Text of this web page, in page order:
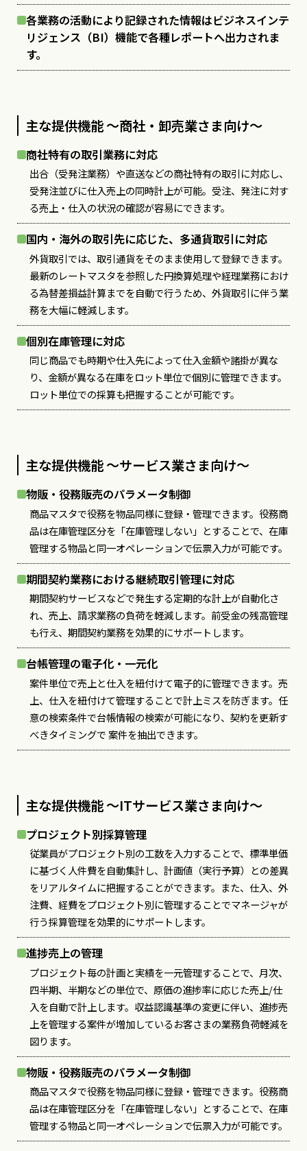
各業務の活動により記録された情報はビジネスインテ
リジェンス（BI）機能で各種レポートへ出力されま
す。
主な提供機能 〜商社・卸売業さま向け〜
商社特有の取引業務に対応
出合（受発注業務）や直送などの商社特有の取引に対応し、
受発注並びに仕入売上の同時計上が可能。受注、発注に対す
る売上・仕入の状況の確認が容易にできます。
国内・海外の取引先に応じた、多通貨取引に対応
外貨取引では、取引通貨をそのまま使用して登録できます。
最新のレートマスタを参照した円換算処理や経理業務におけ
る為替差損益計算までを自動で行うため、外貨取引に伴う業
務を大幅に軽減します。
個別在庫管理に対応
同じ商品でも時期や仕入先によって仕入金額や諸掛が異な
り、金額が異なる在庫をロット単位で個別に管理できます。
ロット単位での採算も把握することが可能です。
主な提供機能 〜サービス業さま向け〜
物販・役務販売のパラメータ制御
商品マスタで役務を物品同様に登録・管理できます。役務商
品は在庫管理区分を「在庫管理しない」とすることで、在庫
管理する物品と同一オペレーションで伝票入力が可能です。
期間契約業務における継続取引管理に対応
期間契約サービスなどで発生する定期的な計上が自動化さ
れ、売上、請求業務の負荷を軽減します。前受金の残高管理
も行え、期間契約業務を効果的にサポートします。
台帳管理の電子化・一元化
案件単位で売上と仕入を紐付けて電子的に管理できます。売
上、仕入を紐付けて管理することで計上ミスを防ぎます。任
意の検索条件で台帳情報の検索が可能になり、契約を更新す
べきタイミングで 案件を抽出できます。
主な提供機能 〜ITサービス業さま向け〜
プロジェクト別採算管理
従業員がプロジェクト別の工数を入力することで、標準単価
に基づく人件費を自動集計し、計画値（実行予算）との差異
をリアルタイムに把握することができます。また、仕入、外
注費、経費をプロジェクト別に管理することでマネージャが
行う採算管理を効果的にサポートします。
進捗売上の管理
プロジェクト毎の計画と実績を一元管理することで、月次、
四半期、半期などの単位で、原価の進捗率に応じた売上/仕
入を自動で計上します。収益認識基準の変更に伴い、進捗売
上を管理する案件が増加しているお客さまの業務負荷軽減を
図ります。
物販・役務販売のパラメータ制御
商品マスタで役務を物品同様に登録・管理できます。役務商
品は在庫管理区分を「在庫管理しない」とすることで、在庫
管理する物品と同一オペレーションで伝票入力が可能です。